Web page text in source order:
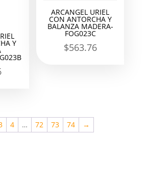
Y
ARCANGEL URIEL
CON ANTORCHA Y
BALANZA MADERA-
FOG023C
$563.76
4 … 72 73 74 →